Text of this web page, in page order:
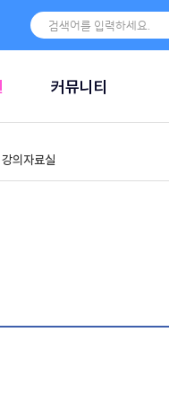
커뮤니티
강의자료실